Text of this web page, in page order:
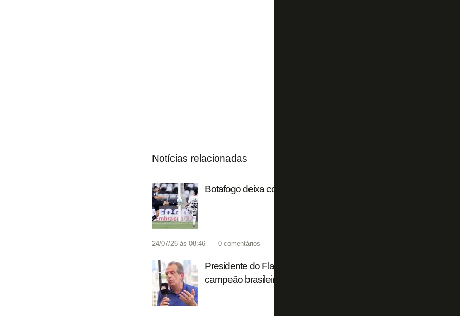
Notícias relacionadas
Botafogo deixa contra o Vitória algo de muito animador no ar
24/07/26 às 08:46 0 comentários
Presidente do Flamengo nega espanholização no Brasil e diz:
campeão brasileiro e da Champions da América do Sul'